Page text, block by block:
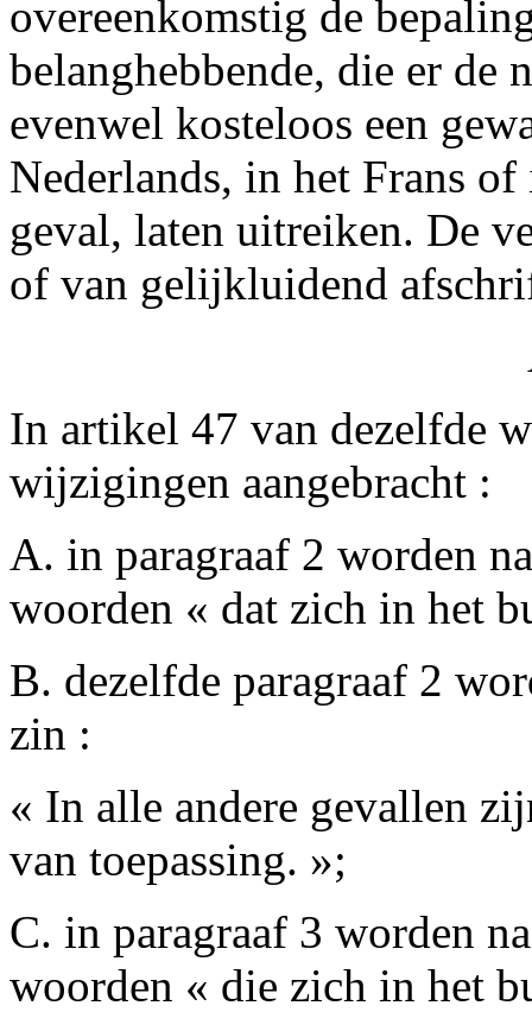
overeenkomstig de
belanghebbende, die er de
evenwel kosteloos een
Nederlands, in het Frans
geval, laten uitreiken. De
of van gelijkluidend
In artikel 47 van dezelfde
wijzigingen aangebracht :
A. in paragraaf 2 worden
woorden « dat zich in het
B. dezelfde paragraaf 2
zin :
« In alle andere gevallen
van toepassing. »;
C. in paragraaf 3 worden
woorden « die zich in het